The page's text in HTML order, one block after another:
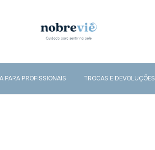
PARA PROFISSIONAIS TROCAS E DEVOLUÇÕES